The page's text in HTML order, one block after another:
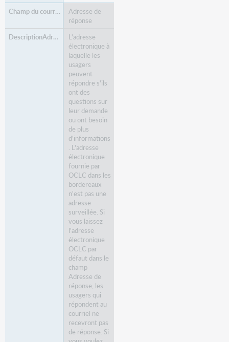
Adresse de
réponse
L'adresse
électronique à
laquelle les
usagers
peuvent
répondre s'ils
ont des
questions sur
leur demande
ou ont besoin
de plus
d'informations
. L'adresse
électronique
fournie par
OCLC dans les
bordereaux
n'est pas une
adresse
surveillée. Si
vous laissez
l'adresse
électronique
OCLC par
défaut dans le
champ
Adresse de
réponse, les
usagers qui
répondent au
courriel ne
recevront pas
de réponse. Si